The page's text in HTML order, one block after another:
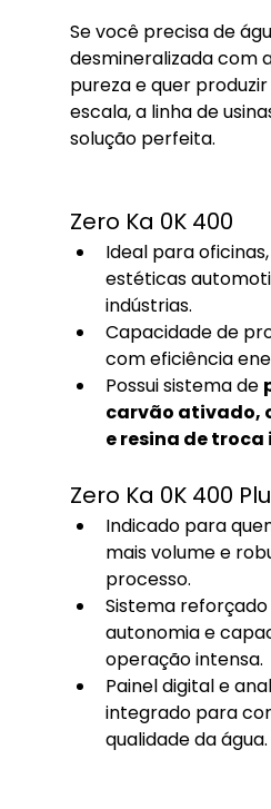
Se você precisa de
desmineralizada com
pureza e quer
escala, a linha de
solução perfeita.
Zero Ka 0K 400
Ideal para
estéticas
indústrias.
Capacidade de
com eficiência
Possui sistema de
carvão ativado,
e resina de troca
Zero Ka 0K 400
Indicado para
mais volume e
processo.
Sistema
autonomia e
operação intensa.
Painel digital e
integrado para
qualidade da água.